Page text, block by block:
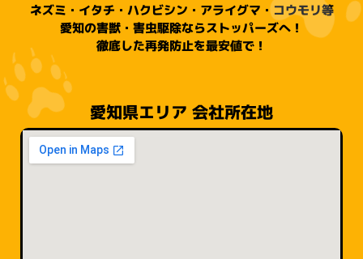
ネズミ・イタチ・ハクビシン・アライグマ・コウモリ等
愛知の害獣・害虫駆除ならストッパーズへ！
徹底した再発防止を最安値で！
愛知県エリア 会社所在地